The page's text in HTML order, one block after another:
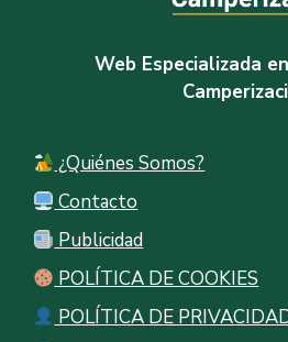
Web Especializada
¿Quiénes Somos?
Contacto
Publicidad
POLÍTICA DE COOKIES
POLÍTICA DE